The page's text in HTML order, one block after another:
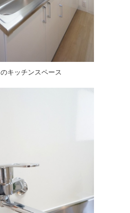
キッチンスペース